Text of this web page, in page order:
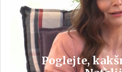
Poglejte,